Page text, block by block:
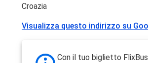
Croazia
Visualizza questo indirizzo su
Con il tuo biglietto